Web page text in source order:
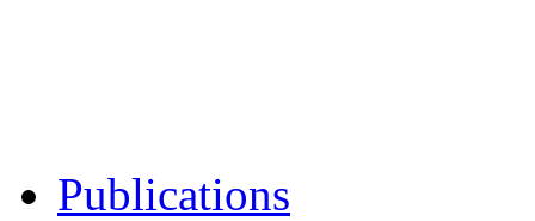
Publications